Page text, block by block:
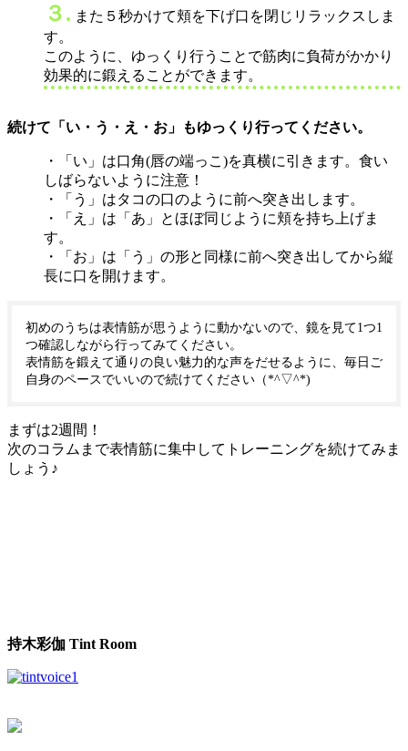
３. また５秒かけて頬を下げ口を閉じリラックスしま
す。
このように、ゆっくり行うことで筋肉に負荷がかかり
効果的に鍛えることができます。
続けて「い・う・え・お」もゆっくり行ってください。
・「い」は口角(唇の端っこ)を真横に引きます。食い
しばらないように注意！
・「う」はタコの口のように前へ突き出します。
・「え」は「あ」とほぼ同じように頬を持ち上げま
す。
・「お」は「う」の形と同様に前へ突き出してから縦
長に口を開けます。
初めのうちは表情筋が思うように動かないので、鏡を見て1つ1
つ確認しながら行ってみてください。
表情筋を鍛えて通りの良い魅力的な声をだせるように、毎日ご
自身のペースでいいので続けてください（*^▽^*)
まずは2週間！
次のコラムまで表情筋に集中してトレーニングを続けてみま
しょう♪
持木彩伽 Tint Room